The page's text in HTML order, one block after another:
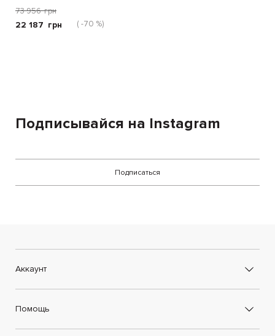
73 956 грн
22 187 грн ( -70 %)
Подписывайся на Instagram
Подписаться
Аккаунт
Помощь